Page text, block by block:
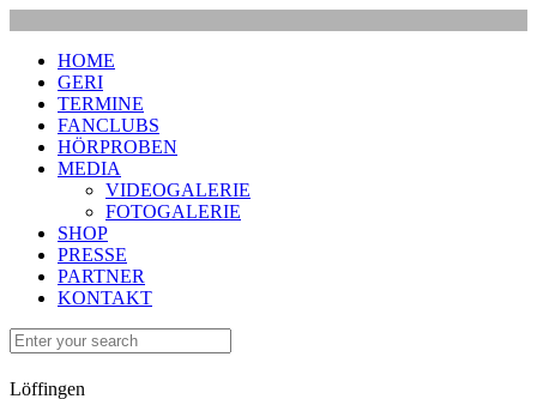
HOME
GERI
TERMINE
FANCLUBS
HÖRPROBEN
MEDIA
VIDEOGALERIE
FOTOGALERIE
SHOP
PRESSE
PARTNER
KONTAKT
Löffingen